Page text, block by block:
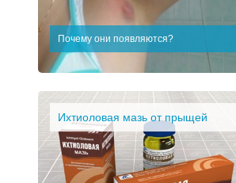
Почему они появляются?
Ихтиоловая мазь от прыщей